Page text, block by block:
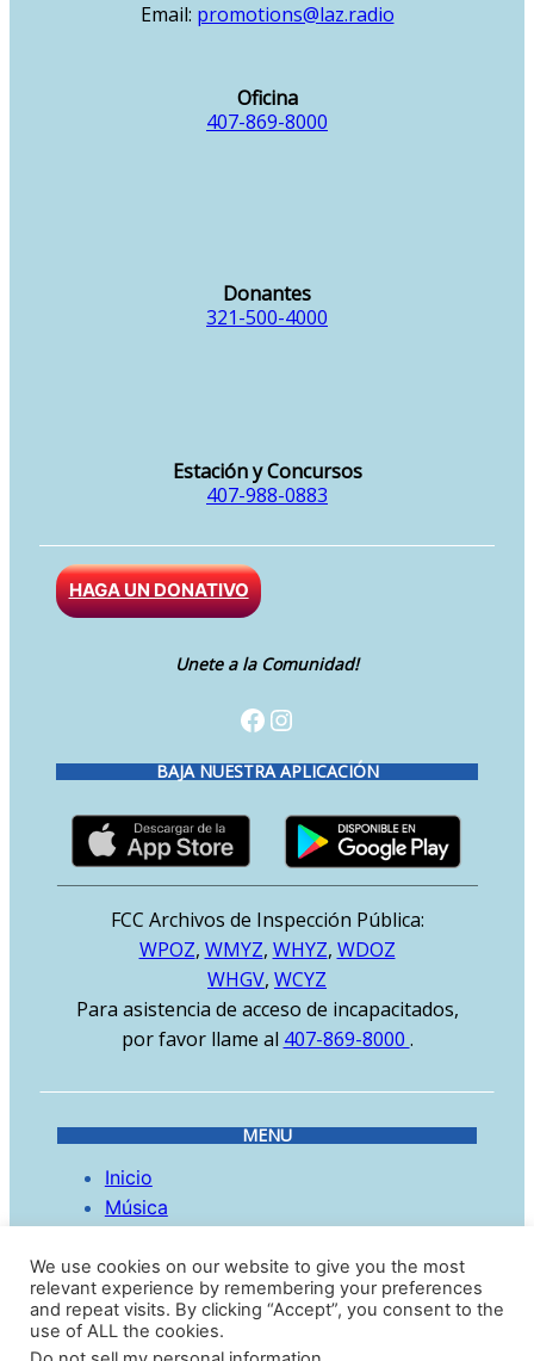
Email: promotions@laz.radio
Oficina
407-869-8000
Donantes
321-500-4000
Estación y Concursos
407-988-0883
HAGA UN DONATIVO
Unete a la Comunidad!
Facebook
Instagram
BAJA NUESTRA APLICACIÓN
FCC Archivos de Inspección Pública:
WPOZ, WMYZ, WHYZ, WDOZ
WHGV, WCYZ
Para asistencia de acceso de incapacitados,
por favor llame al 407-869-8000 .
MENU
Inicio
Música
Recursos
Oración
Listado de Iglesias
Stickers Para Tu Auto
We use cookies on our website to give you the most
relevant experience by remembering your preferences
and repeat visits. By clicking “Accept”, you consent to the
use of ALL the cookies.